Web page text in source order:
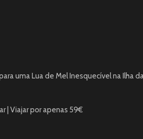
uma Lua de Mel Inesquecível na Ilha
| Viajar por apenas 59€